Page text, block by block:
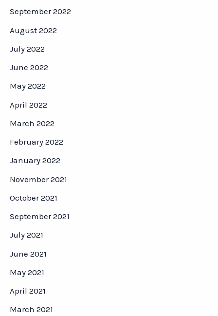
September 2022
August 2022
July 2022
June 2022
May 2022
April 2022
March 2022
February 2022
January 2022
November 2021
October 2021
September 2021
July 2021
June 2021
May 2021
April 2021
March 2021